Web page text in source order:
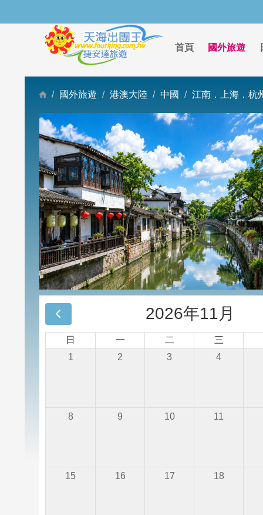
首頁 國外旅遊
國外旅遊 港澳大陸 中國 江南．上海．杭
2026年11月
日 一 二
三
1
2 3 4
8 9 10 11
15 16 17 18